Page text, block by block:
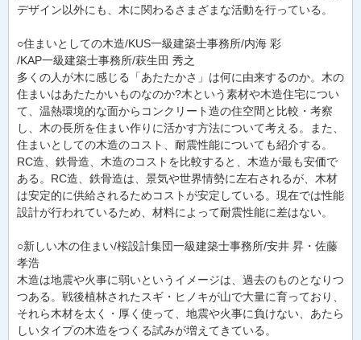
デザイン以外にも、木に関わるさまざまな活動を行っている。
○住まいとしての木造/KUS一級建築士事務所/内海 彩
/KAP一級建築士事務所/萩生田 秀之
多くの人が木に感じる「あたたかさ」は何に由来するのか。木の
住まいはあたたかいものなのか?木という素材や木造住宅につい
て、温熱環境的な面からコンクリート造の住空間と比較・考察
し、木の長所を住まい作りに活かす方法について考える。また、
住まいとしての木造のコスト、耐震性能についても紹介する。
RC造、鉄骨造、木造のコストを比較すると、木造が最も安価で
ある。RC造、鉄骨造は、景気や世界情勢に左右されるが、木材
は安定的に供給されるためコストが安定している。現在では性能
設計が行われているため、材料によって耐震性能に差はない。
○新しい木の住まい/桜設計集団一級建築士事務所/安井 昇・佐藤
孝浩
木造は地震や火事に弱いというイメージは、過去のものとなりつ
つある。戦後植林されたスギ・ヒノキが山で大量に育っており、
それら木材を太く・厚く使って、地震や火事に負けない、あたら
しいタイプの木造をつくる試みが増えてきている。